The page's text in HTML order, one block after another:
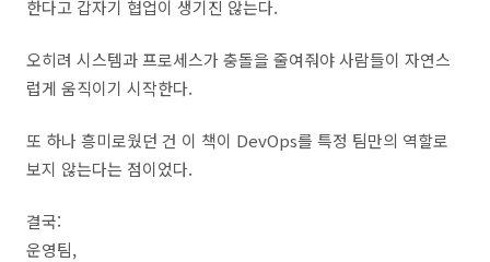
한다고 갑자기 협업이 생기진 않는다.
오히려 시스템과 프로세스가 충돌을 줄여줘야 사람들이 자연스
럽게 움직이기 시작한다.
또 하나 흥미로웠던 건 이 책이 DevOps를 특정 팀만의 역할로
보지 않는다는 점이었다.
결국:
운영팀,